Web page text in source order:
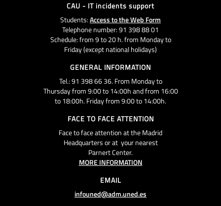
CAU - IT incidents support
Students:Access to the Web Form
Telephone number: 91 398 88 01
Schedule: from 9 to 20 h. from Monday to
Friday (except national holidays)
GENERAL INFORMATION
Tel.: 91 398 66 36. From Monday to
Thursday from 9:00 to 14:00h and from 16:00
to 18:00h. Friday from 9:00 to 14:00h.
FACE TO FACE ATTENTION
Face to face attention at the Madrid
Headquarters or at your nearest
Parnert Center.
MORE INFORMATION
EMAIL
infouned@adm.uned.es